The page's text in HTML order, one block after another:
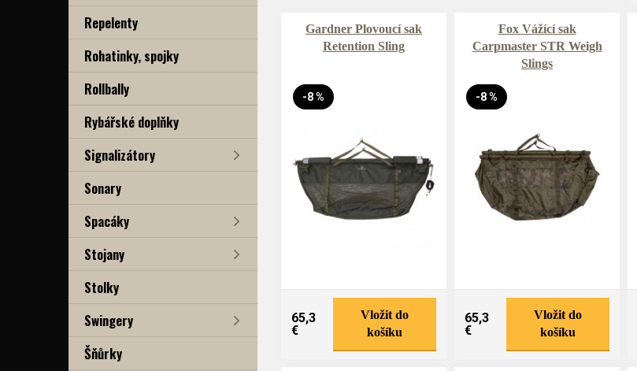
Repelenty
Rohatinky, spojky
Rollbally
Rybářské doplňky
Signalizátory
Sonary
Spacáky
Stojany
Stolky
Swingery
Šňůrky
Gardner Plovoucí sak
Retention Sling
-8 %
65,3
€
Vložit do
košíku
Fox Vážící sak
Carpmaster STR Weigh
Slings
-8 %
65,3
€
Vložit do
košíku